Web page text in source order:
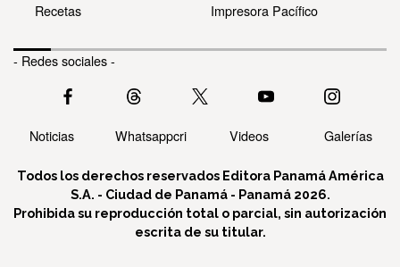
Recetas
Impresora Pacífico
- Redes sociales -
Noticias Whatsappcri Videos Galerías
Todos los derechos reservados Editora Panamá América
S.A. - Ciudad de Panamá - Panamá 2026.
Prohibida su reproducción total o parcial, sin autorización
escrita de su titular.